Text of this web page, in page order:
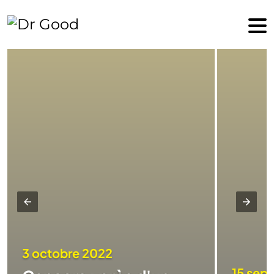
3 octobre 2022